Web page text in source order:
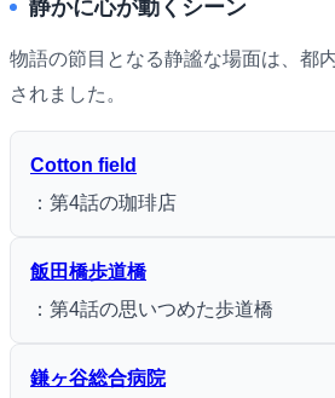
静かに心が動くシーン
物語の節目となる静謐な場面は、都
されました。
Cotton field
：第4話の珈琲店
飯田橋歩道橋
：第4話の思いつめた歩道橋
鎌ヶ谷総合病院